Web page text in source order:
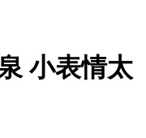
小表情太